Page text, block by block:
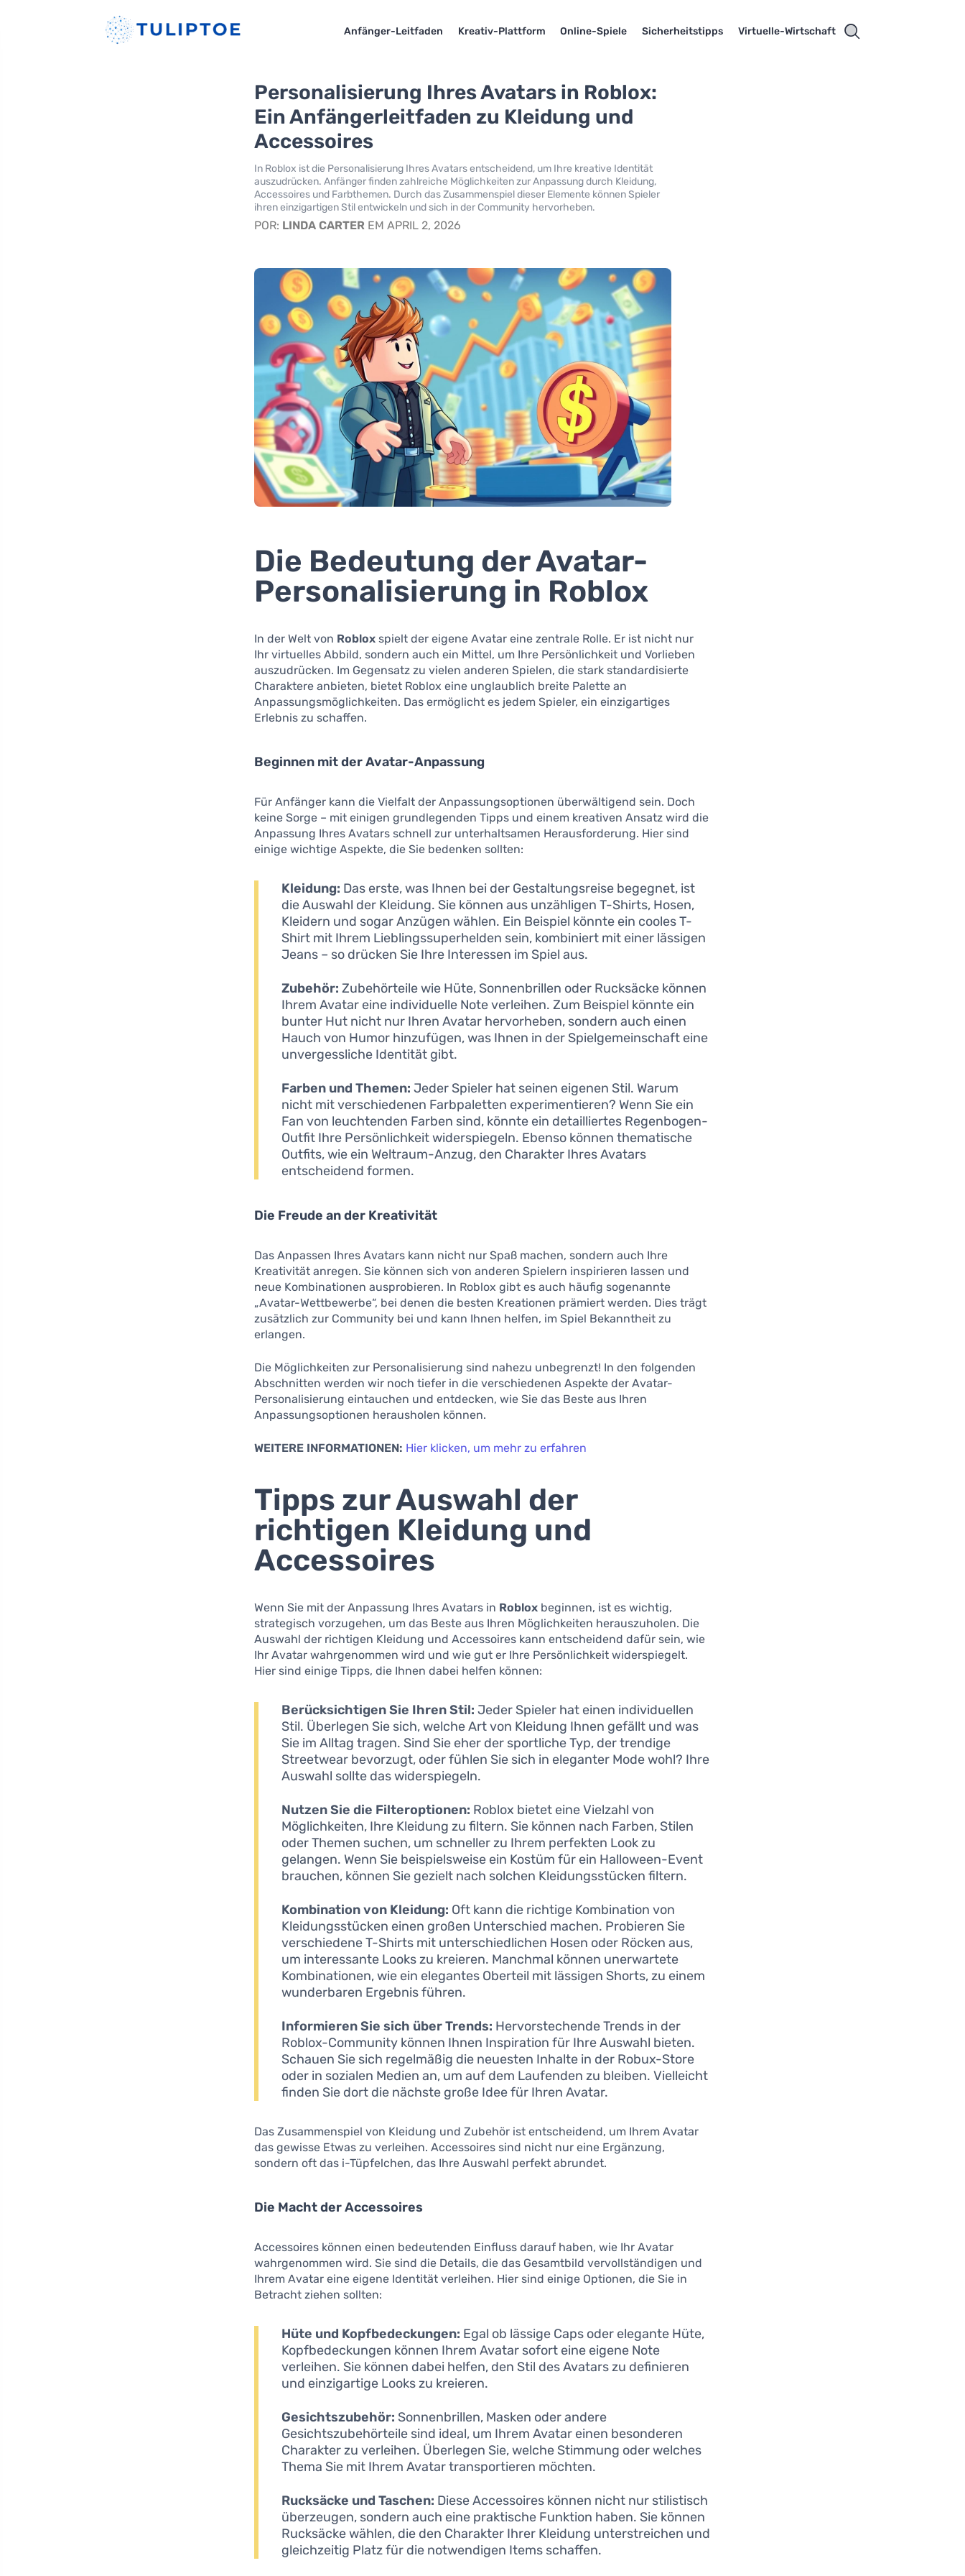
Anfänger-Leitfaden Kreativ-Plattform Online-Spiele Sicherheitstipps Virtuelle-Wirtschaft
Personalisierung Ihres Avatars in Roblox:
Ein Anfängerleitfaden zu Kleidung und
Accessoires
In Roblox ist die Personalisierung Ihres Avatars entscheidend, um Ihre kreative Identität
auszudrücken. Anfänger finden zahlreiche Möglichkeiten zur Anpassung durch Kleidung,
Accessoires und Farbthemen. Durch das Zusammenspiel dieser Elemente können Spieler
ihren einzigartigen Stil entwickeln und sich in der Community hervorheben.
POR: LINDA CARTER EM APRIL 2, 2026
Die Bedeutung der Avatar-
Personalisierung in Roblox
In der Welt von Roblox spielt der eigene Avatar eine zentrale Rolle. Er ist nicht nur
Ihr virtuelles Abbild, sondern auch ein Mittel, um Ihre Persönlichkeit und Vorlieben
auszudrücken. Im Gegensatz zu vielen anderen Spielen, die stark standardisierte
Charaktere anbieten, bietet Roblox eine unglaublich breite Palette an
Anpassungsmöglichkeiten. Das ermöglicht es jedem Spieler, ein einzigartiges
Erlebnis zu schaffen.
Beginnen mit der Avatar-Anpassung
Für Anfänger kann die Vielfalt der Anpassungsoptionen überwältigend sein. Doch
keine Sorge – mit einigen grundlegenden Tipps und einem kreativen Ansatz wird die
Anpassung Ihres Avatars schnell zur unterhaltsamen Herausforderung. Hier sind
einige wichtige Aspekte, die Sie bedenken sollten:
Kleidung: Das erste, was Ihnen bei der Gestaltungsreise begegnet, ist
die Auswahl der Kleidung. Sie können aus unzähligen T-Shirts, Hosen,
Kleidern und sogar Anzügen wählen. Ein Beispiel könnte ein cooles T-
Shirt mit Ihrem Lieblingssuperhelden sein, kombiniert mit einer lässigen
Jeans – so drücken Sie Ihre Interessen im Spiel aus.
Zubehör: Zubehörteile wie Hüte, Sonnenbrillen oder Rucksäcke können
Ihrem Avatar eine individuelle Note verleihen. Zum Beispiel könnte ein
bunter Hut nicht nur Ihren Avatar hervorheben, sondern auch einen
Hauch von Humor hinzufügen, was Ihnen in der Spielgemeinschaft eine
unvergessliche Identität gibt.
Farben und Themen: Jeder Spieler hat seinen eigenen Stil. Warum
nicht mit verschiedenen Farbpaletten experimentieren? Wenn Sie ein
Fan von leuchtenden Farben sind, könnte ein detailliertes Regenbogen-
Outfit Ihre Persönlichkeit widerspiegeln. Ebenso können thematische
Outfits, wie ein Weltraum-Anzug, den Charakter Ihres Avatars
entscheidend formen.
Die Freude an der Kreativität
Das Anpassen Ihres Avatars kann nicht nur Spaß machen, sondern auch Ihre
Kreativität anregen. Sie können sich von anderen Spielern inspirieren lassen und
neue Kombinationen ausprobieren. In Roblox gibt es auch häufig sogenannte
„Avatar-Wettbewerbe“, bei denen die besten Kreationen prämiert werden. Dies trägt
zusätzlich zur Community bei und kann Ihnen helfen, im Spiel Bekanntheit zu
erlangen.
Die Möglichkeiten zur Personalisierung sind nahezu unbegrenzt! In den folgenden
Abschnitten werden wir noch tiefer in die verschiedenen Aspekte der Avatar-
Personalisierung eintauchen und entdecken, wie Sie das Beste aus Ihren
Anpassungsoptionen herausholen können.
WEITERE INFORMATIONEN: Hier klicken, um mehr zu erfahren
Tipps zur Auswahl der
richtigen Kleidung und
Accessoires
Wenn Sie mit der Anpassung Ihres Avatars in Roblox beginnen, ist es wichtig,
strategisch vorzugehen, um das Beste aus Ihren Möglichkeiten herauszuholen. Die
Auswahl der richtigen Kleidung und Accessoires kann entscheidend dafür sein, wie
Ihr Avatar wahrgenommen wird und wie gut er Ihre Persönlichkeit widerspiegelt.
Hier sind einige Tipps, die Ihnen dabei helfen können:
Berücksichtigen Sie Ihren Stil: Jeder Spieler hat einen individuellen
Stil. Überlegen Sie sich, welche Art von Kleidung Ihnen gefällt und was
Sie im Alltag tragen. Sind Sie eher der sportliche Typ, der trendige
Streetwear bevorzugt, oder fühlen Sie sich in eleganter Mode wohl? Ihre
Auswahl sollte das widerspiegeln.
Nutzen Sie die Filteroptionen: Roblox bietet eine Vielzahl von
Möglichkeiten, Ihre Kleidung zu filtern. Sie können nach Farben, Stilen
oder Themen suchen, um schneller zu Ihrem perfekten Look zu
gelangen. Wenn Sie beispielsweise ein Kostüm für ein Halloween-Event
brauchen, können Sie gezielt nach solchen Kleidungsstücken filtern.
Kombination von Kleidung: Oft kann die richtige Kombination von
Kleidungsstücken einen großen Unterschied machen. Probieren Sie
verschiedene T-Shirts mit unterschiedlichen Hosen oder Röcken aus,
um interessante Looks zu kreieren. Manchmal können unerwartete
Kombinationen, wie ein elegantes Oberteil mit lässigen Shorts, zu einem
wunderbaren Ergebnis führen.
Informieren Sie sich über Trends: Hervorstechende Trends in der
Roblox-Community können Ihnen Inspiration für Ihre Auswahl bieten.
Schauen Sie sich regelmäßig die neuesten Inhalte in der Robux-Store
oder in sozialen Medien an, um auf dem Laufenden zu bleiben. Vielleicht
finden Sie dort die nächste große Idee für Ihren Avatar.
Das Zusammenspiel von Kleidung und Zubehör ist entscheidend, um Ihrem Avatar
das gewisse Etwas zu verleihen. Accessoires sind nicht nur eine Ergänzung,
sondern oft das i-Tüpfelchen, das Ihre Auswahl perfekt abrundet.
Die Macht der Accessoires
Accessoires können einen bedeutenden Einfluss darauf haben, wie Ihr Avatar
wahrgenommen wird. Sie sind die Details, die das Gesamtbild vervollständigen und
Ihrem Avatar eine eigene Identität verleihen. Hier sind einige Optionen, die Sie in
Betracht ziehen sollten:
Hüte und Kopfbedeckungen: Egal ob lässige Caps oder elegante Hüte,
Kopfbedeckungen können Ihrem Avatar sofort eine eigene Note
verleihen. Sie können dabei helfen, den Stil des Avatars zu definieren
und einzigartige Looks zu kreieren.
Gesichtszubehör: Sonnenbrillen, Masken oder andere
Gesichtszubehörteile sind ideal, um Ihrem Avatar einen besonderen
Charakter zu verleihen. Überlegen Sie, welche Stimmung oder welches
Thema Sie mit Ihrem Avatar transportieren möchten.
Rucksäcke und Taschen: Diese Accessoires können nicht nur stilistisch
überzeugen, sondern auch eine praktische Funktion haben. Sie können
Rucksäcke wählen, die den Charakter Ihrer Kleidung unterstreichen und
gleichzeitig Platz für die notwendigen Items schaffen.